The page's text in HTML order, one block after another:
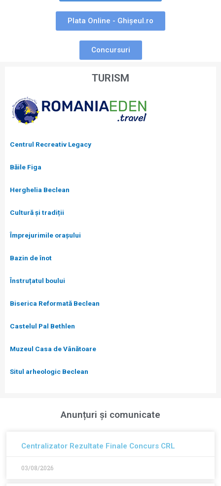
Plata Online - Ghișeul.ro
Concursuri
TURISM
Centrul Recreativ Legacy
Băile Figa
Herghelia Beclean
Cultură și tradiții
Împrejurimile orașului
Bazin de înot
Înstruțatul boului
Biserica Reformată Beclean
Castelul Pal Bethlen
Muzeul Casa de Vânătoare
Situl arheologic Beclean
Anunțuri și comunicate
Centralizator Rezultate Finale Concurs CRL
03/08/2026